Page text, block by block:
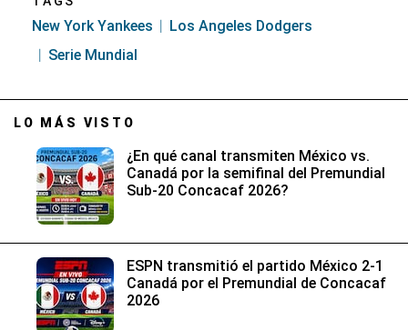
New York Yankees
Los Angeles Dodgers
Serie Mundial
LO MÁS VISTO
¿En qué canal transmiten México vs.
Canadá por la semifinal del Premundial
Sub-20 Concacaf 2026?
ESPN transmitió el partido México 2-1
Canadá por el Premundial de Concacaf
2026